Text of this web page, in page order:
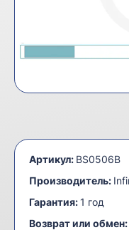
Артикул: BS0506B
Производитель:
Гарантия: 1 год
Возврат или обмен: